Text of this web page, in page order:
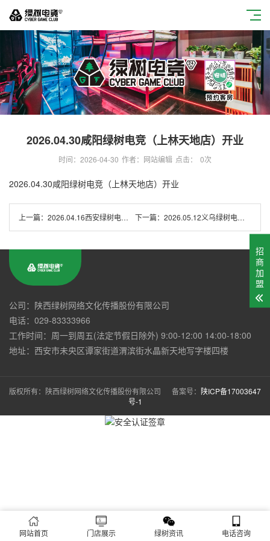
2026.04.30咸阳绿树电竞（上林天地店）开业
时间：2026-04-30 作者：网站编辑 点击： 0次
2026.04.30咸阳绿树电竞（上林天地店）开业
上一篇： 2026.04.16西安绿树电竞（浐灞印象城店）开业 下一篇： 2026.05.12义乌绿树电竞（义乌之心店）开业
公司：陕西绿树网络文化传播股份有限公司
电话：029-83333966
工作时间：周一到周五(法定节假日除外) 9:00-12:00 14:00-18:00
地址：西安市未央区谭家街道渭滨街水晶新天地写字楼四楼
版权所有：陕西绿树网络文化传播股份有限公司 备案号： 陕ICP备17003647
号-1
网站首页 门店展示 绿树资讯 电话咨询
招
商
加
盟